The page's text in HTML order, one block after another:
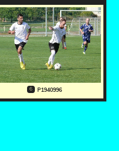
6 P1940996